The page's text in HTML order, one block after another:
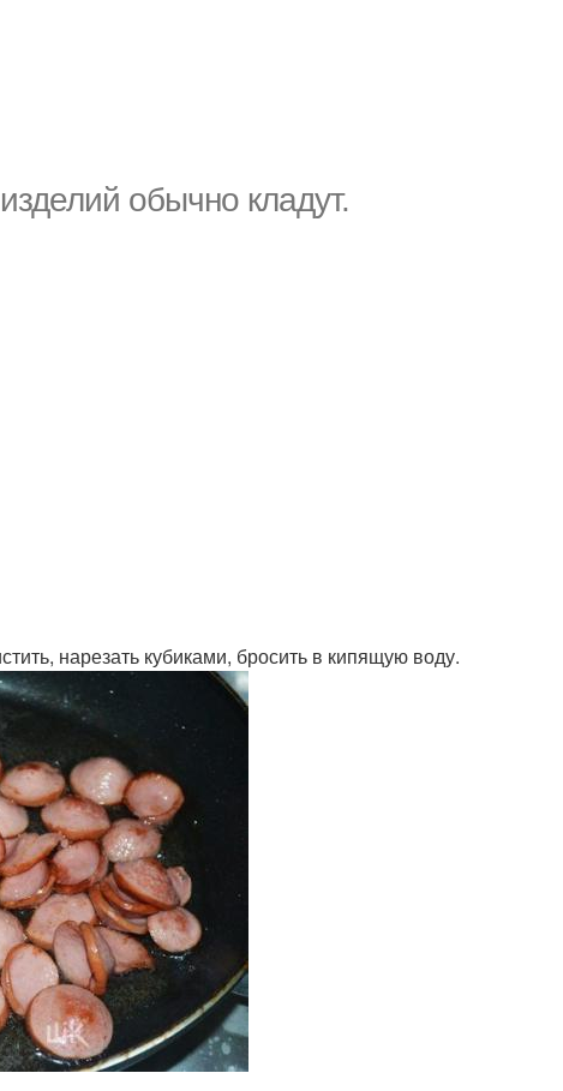
обычно кладут.
нарезать кубиками, бросить в кипящую воду.